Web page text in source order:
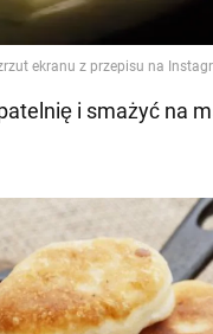
i smażyć na